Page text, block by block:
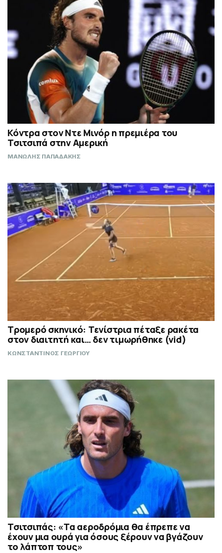
Κόντρα στον Ντε Μινόρ η πρεμιέρα του
Τσιτσιπά στην Αμερική
ΜΑΝΩΛΗΣ ΠΑΠΑΔΑΚΗΣ
Τρομερό σκηνικό: Τενίστρια πέταξε ρακέτα
στον διαιτητή και… δεν τιμωρήθηκε (vid)
ΚΩΝΣΤΑΝΤΙΝΟΣ ΓΕΩΡΓΙΟΥ
Τσιτσιπάς: «Τα αεροδρόμια θα έπρεπε να
έχουν μια ουρά για όσους ξέρουν να βγάζουν
το λάπτοπ τους»